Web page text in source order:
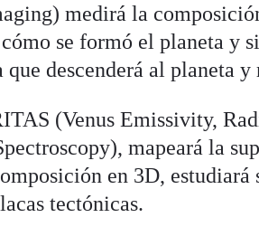
medirá la
se formó el planeta y
que descenderá al planeta
(Venus Emissivity,
mapeará la
en 3D,
tectónicas.